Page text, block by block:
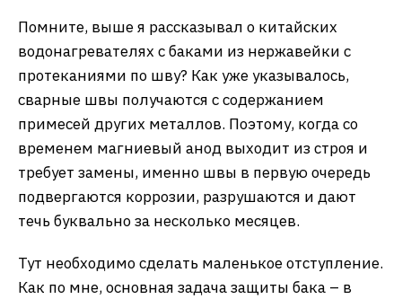
Помните, выше я рассказывал о китайских
водонагревателях с баками из нержавейки с
протеканиями по шву? Как уже указывалось,
сварные швы получаются с содержанием
примесей других металлов. Поэтому, когда со
временем магниевый анод выходит из строя и
требует замены, именно швы в первую очередь
подвергаются коррозии, разрушаются и дают
течь буквально за несколько месяцев.
Тут необходимо сделать маленькое отступление.
Как по мне, основная задача защиты бака – в